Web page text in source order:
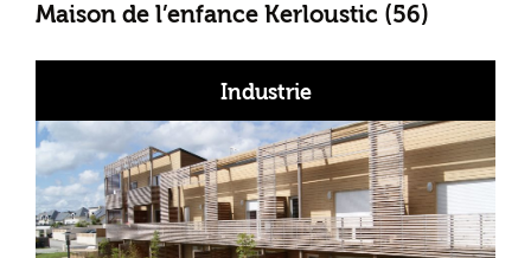
Maison de l’enfance Kerloustic (56)
Industrie